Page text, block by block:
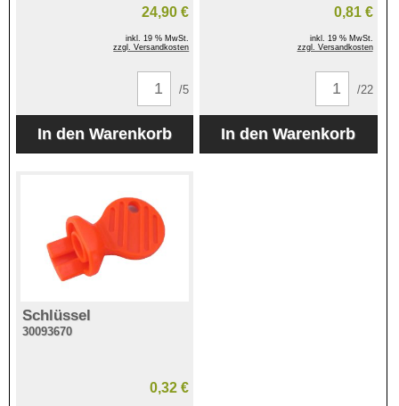
24,90 €
inkl. 19 % MwSt.
zzgl. Versandkosten
/5
0,81 €
inkl. 19 % MwSt.
zzgl. Versandkosten
/22
Schlüssel
30093670
0,32 €